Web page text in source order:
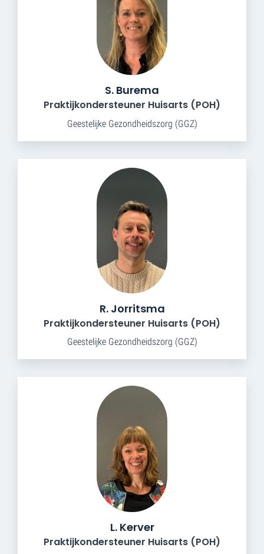
S. Burema
Praktijkondersteuner Huisarts (POH)
Geestelijke Gezondheidszorg (GGZ)
R. Jorritsma
Praktijkondersteuner Huisarts (POH)
Geestelijke Gezondheidszorg (GGZ)
L. Kerver
Praktijkondersteuner Huisarts (POH)